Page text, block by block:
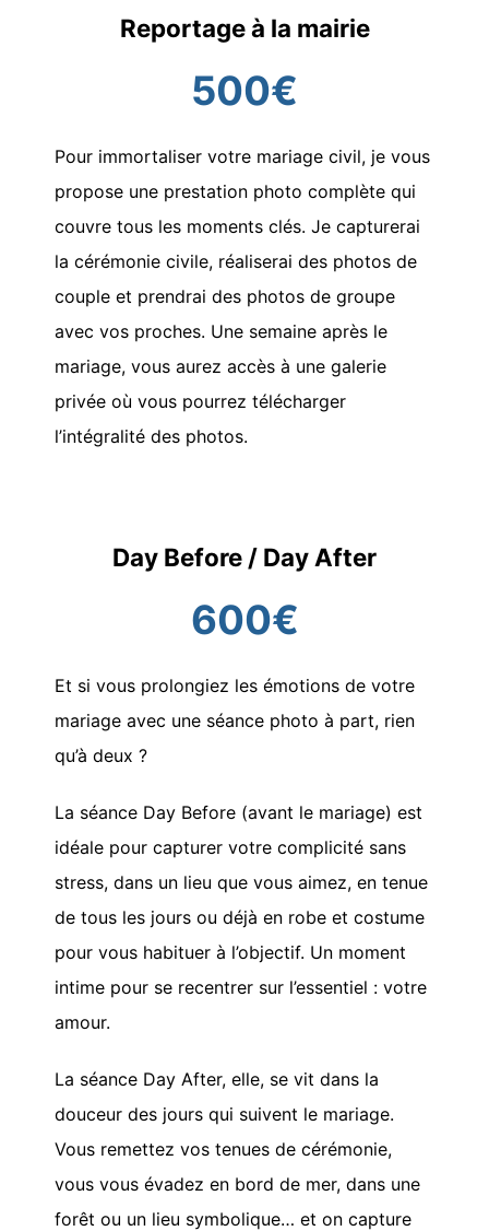
Reportage à la mairie
500€
Pour immortaliser votre mariage civil, je vous
propose une prestation photo complète qui
couvre tous les moments clés. Je capturerai
la cérémonie civile, réaliserai des photos de
couple et prendrai des photos de groupe
avec vos proches. Une semaine après le
mariage, vous aurez accès à une galerie
privée où vous pourrez télécharger
l’intégralité des photos.
Day Before / Day After
600€
Et si vous prolongiez les émotions de votre
mariage avec une séance photo à part, rien
qu’à deux ?
La séance Day Before (avant le mariage) est
idéale pour capturer votre complicité sans
stress, dans un lieu que vous aimez, en tenue
de tous les jours ou déjà en robe et costume
pour vous habituer à l’objectif. Un moment
intime pour se recentrer sur l’essentiel : votre
amour.
La séance Day After, elle, se vit dans la
douceur des jours qui suivent le mariage.
Vous remettez vos tenues de cérémonie,
vous vous évadez en bord de mer, dans une
forêt ou un lieu symbolique… et on capture